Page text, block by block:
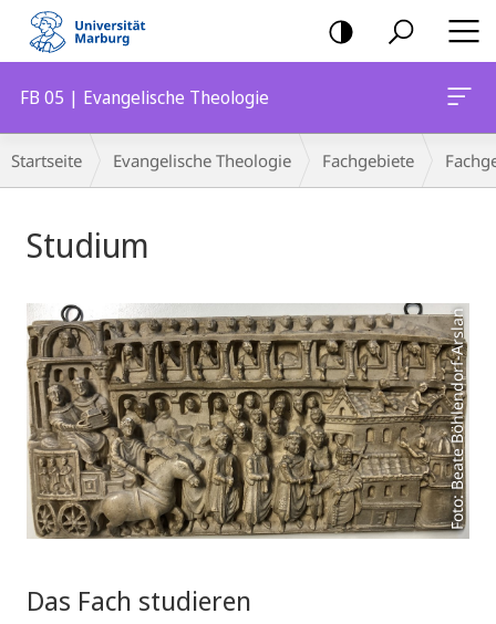
Mobile-
Navigation
FB 05 | Evangelische Theologie
Breadcrumb-
Navigation
Startseite Evangelische Theologie Fachgebiete
Studium
Foto: Beate Böhlendorf-Arslan
Das Fach studieren